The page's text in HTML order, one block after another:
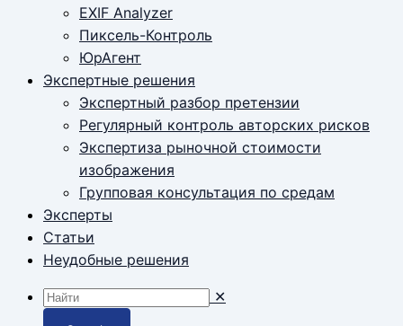
EXIF Analyzer
Пиксель-Контроль
ЮрАгент
Экспертные решения
Экспертный разбор претензии
Регулярный контроль авторских рисков
Экспертиза рыночной стоимости
изображения
Групповая консультация по средам
Эксперты
Статьи
Неудобные решения
✕